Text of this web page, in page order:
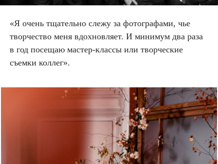
«Я очень тщательно слежу за фотографами, чье
творчество меня вдохновляет. И минимум два раза
в год посещаю мастер-классы или творческие
съемки коллег».